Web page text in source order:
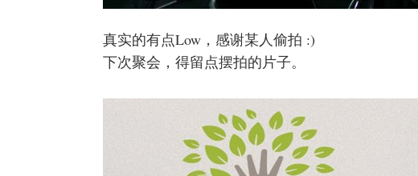
真实的有点Low，感谢某人偷拍 :)
下次聚会，得留点摆拍的片子。